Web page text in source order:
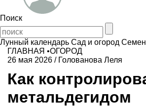
Поиск
Лунный календарь Сад и огород
ГЛАВНАЯ •ОГОРОД
26 мая 2026 / Голованова Леля
Как
метальдегидом